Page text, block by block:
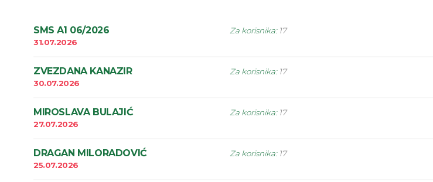
SMS A1 06/2026
31.07.2026
Za korisnika: 17
ZVEZDANA KANAZIR
30.07.2026
Za korisnika: 17
MIROSLAVA BULAJIĆ
27.07.2026
Za korisnika: 17
DRAGAN MILORADOVIĆ
25.07.2026
Za korisnika: 17